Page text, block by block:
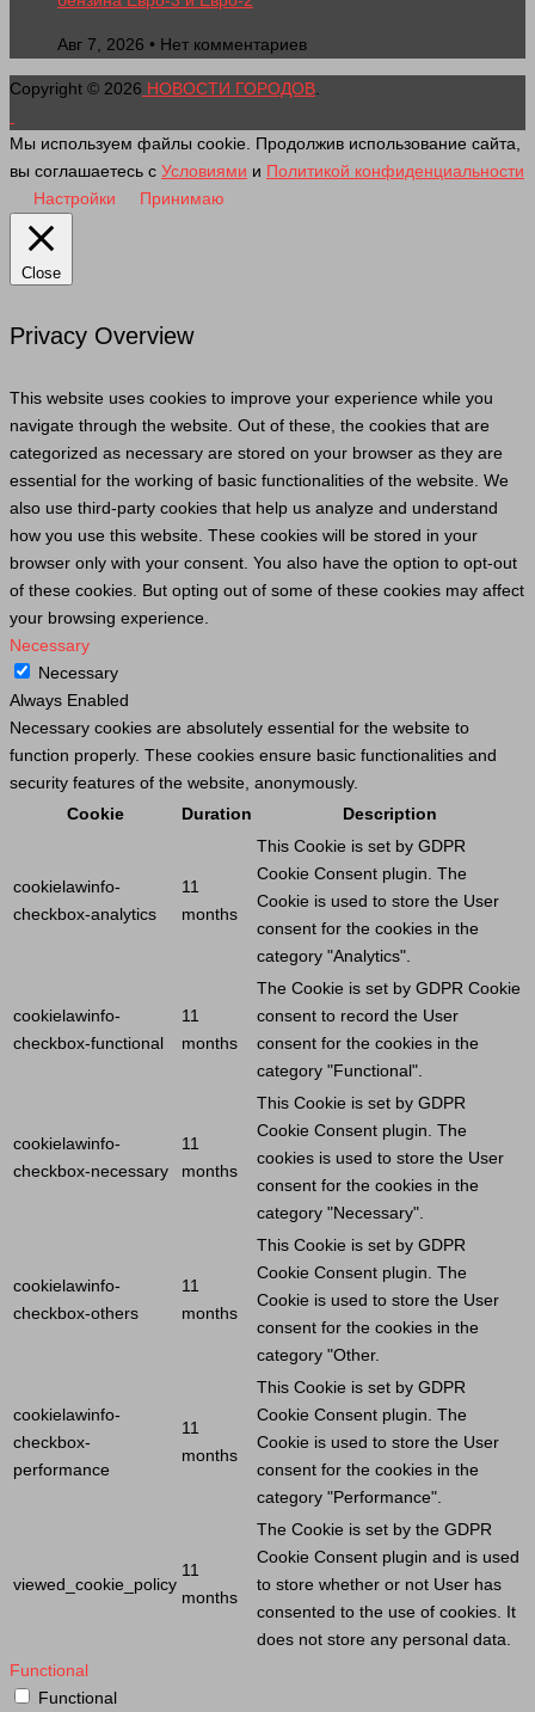
Авг 7, 2026 • Нет комментариев
Copyright © 2026 НОВОСТИ ГОРОДОВ
Мы используем файлы cookie. Продолжив использование сайта,
вы соглашаетесь с Условиями и Политикой конфиденциальности
Настройки
Принимаю
Close
Privacy Overview
This website uses cookies to improve your experience while you
navigate through the website. Out of these, the cookies that are
categorized as necessary are stored on your browser as they are
essential for the working of basic functionalities of the website. We
also use third-party cookies that help us analyze and understand
how you use this website. These cookies will be stored in your
browser only with your consent. You also have the option to opt-out
of these cookies. But opting out of some of these cookies may affect
your browsing experience.
Necessary
Necessary
Always Enabled
Necessary cookies are absolutely essential for the website to
function properly. These cookies ensure basic functionalities and
security features of the website, anonymously.
Cookie
Duration Description
cookielawinfo-
checkbox-analytics
11
months
This Cookie is set by GDPR
Cookie Consent plugin. The
Cookie is used to store the User
consent for the cookies in the
category "Analytics".
cookielawinfo-
checkbox-functional
11
months
The Cookie is set by GDPR Cookie
consent to record the User
consent for the cookies in the
category "Functional".
cookielawinfo-
checkbox-necessary
11
months
This Cookie is set by GDPR
Cookie Consent plugin. The
cookies is used to store the User
consent for the cookies in the
category "Necessary".
cookielawinfo-
checkbox-others
11
months
This Cookie is set by GDPR
Cookie Consent plugin. The
Cookie is used to store the User
consent for the cookies in the
category "Other.
cookielawinfo-
checkbox-
performance
11
months
This Cookie is set by GDPR
Cookie Consent plugin. The
Cookie is used to store the User
consent for the cookies in the
category "Performance".
viewed_cookie_policy
11
months
The Cookie is set by the GDPR
Cookie Consent plugin and is used
to store whether or not User has
consented to the use of cookies. It
does not store any personal data.
Functional
Functional